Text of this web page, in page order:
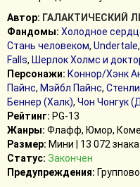
Автор: ГАЛАКТИЧЕСКИЙ
Фандомы: Холодное
Стань человеком, Undertale,
Falls, Шерлок Холмс и
Персонажи: Коннор/Хэнк
Пайнс, Мэйбл Пайнс,
Беннер (Халк), Чон Чонгук
Рейтинг: PG-13
Жанры: Флафф, Юмор,
Размер: Мини | 13 072 знака
Статус: Закончен
Предупреждения: